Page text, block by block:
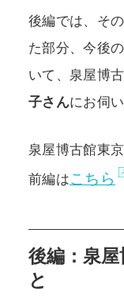
後編では、そ
た部分、今後
いて、泉屋博
子さんにお伺
泉屋博古館東
前編はこちら
後編：泉
と